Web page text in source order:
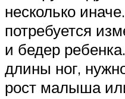
несколько
потребуется
и бедер
длины ног,
рост малыша